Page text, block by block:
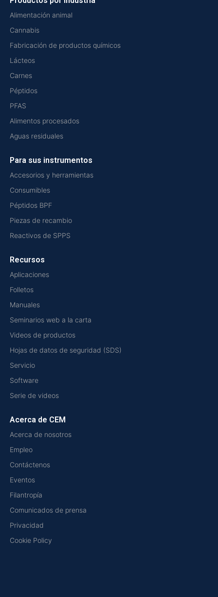
Alimentación animal
Cannabis
Fabricación de productos químicos
Lácteos
Carnes
Péptidos
PFAS
Alimentos procesados
Aguas residuales
Para sus instrumentos
Accesorios y herramientas
Consumibles
Péptidos BPF
Piezas de recambio
Reactivos de SPPS
Recursos
Aplicaciones
Folletos
Manuales
Seminarios web a la carta
Videos de productos
Hojas de datos de seguridad (SDS)
Servicio
Software
Serie de videos
Acerca de CEM
Acerca de nosotros
Empleo
Contáctenos
Eventos
Filantropía
Comunicados de prensa
Privacidad
Cookie Policy